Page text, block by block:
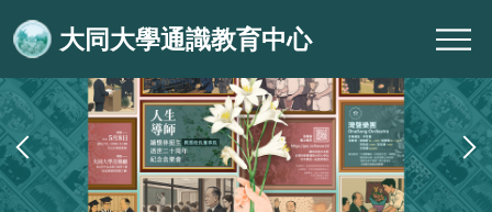
到
主
要
內
容
區
大同大學通識教育中心